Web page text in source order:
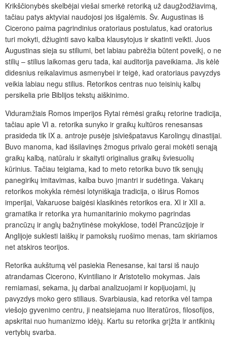
Krikščionybės skelbėjai viešai smerkė retoriką už daugžodžiavimą,
tačiau patys aktyviai naudojosi jos išgalėmis. Šv. Augustinas iš
Cicerono paima pagrindinius oratoriaus postulatus, kad oratorius
turi mokyti, džiuginti savo kalba klausytojus ir skatinti veikti. Juos
Augustinas sieja su stiliumi, bet labiau pabrėžia būtent poveikį, o ne
stilių – stilius laikomas geru tada, kai auditorija paveikiama. Jis kėlė
didesnius reikalavimus asmenybei ir teigė, kad oratoriaus pavyzdys
veikia labiau negu stilius. Retorikos centras nuo teisinių kalbų
persikelia prie Biblijos tekstų aiškinimo.
Viduramžiais Romos imperijos Rytai rėmėsi graikų retorine tradicija,
tačiau apie VI a. retorika sunyko ir graikų kultūros renesansas
prasideda tik IX a. antroje pusėje įsiviešpatavus Karolingų dinastijai.
Buvo manoma, kad išsilavinęs žmogus privalo gerai mokėti senąją
graikų kalbą, natūralu ir skaityti originalius graikų šviesuolių
kūrinius. Tačiau teigiama, kad to meto retorika buvo tik senųjų
panegirikų imitavimas, kalba buvo įmantri ir sudėtinga. Vakarų
retorikos mokykla rėmėsi lotyniškąja tradicija, o iširus Romos
imperijai, Vakaruose baigėsi klasikinės retorikos era. XI ir XII a.
gramatika ir retorika yra humanitarinio mokymo pagrindas
prancūzų ir anglų bažnytinėse mokyklose, todėl Prancūzijoje ir
Anglijoje suklesti laiškų ir pamokslų ruošimo menas, tam skiriamos
net atskiros teorijos.
Retorika aukštumą vėl pasiekia Renesanse, kai tarsi iš naujo
atrandamas Cicerono, Kvintiliano ir Aristotelio mokymas. Jais
remiamasi, sekama, jų darbai analizuojami ir kopijuojami, jų
pavyzdys moko gero stiliaus. Svarbiausia, kad retorika vėl tampa
viešojo gyvenimo centru, ji neatsiejama nuo literatūros, filosofijos,
apskritai nuo humanizmo idėjų. Kartu su retorika grįžta ir antikinių
vertybių svarba.